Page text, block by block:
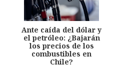
Ante caída del dólar y
el petróleo: ¿Bajarán
los precios de los
combustibles en
Chile?